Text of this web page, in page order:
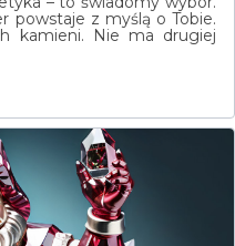
powstaje z myślą o Tobie.
kamieni. Nie ma drugiej